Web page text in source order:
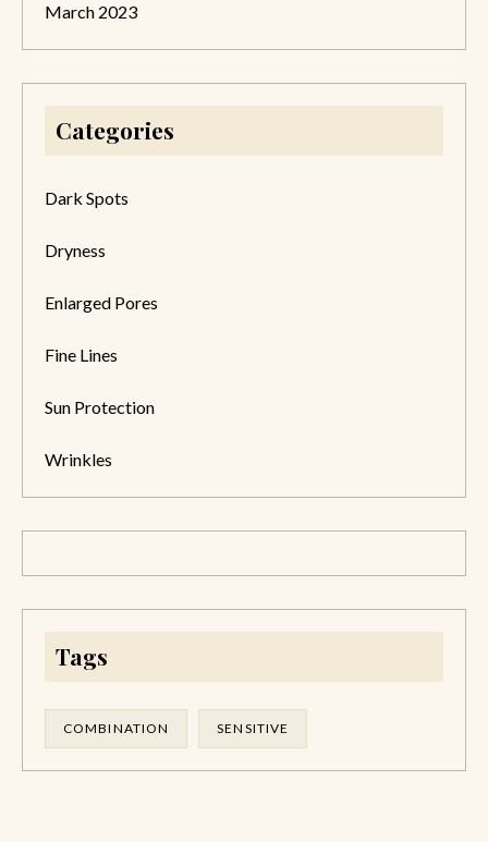
March 2023
Categories
Dark Spots
Dryness
Enlarged Pores
Fine Lines
Sun Protection
Wrinkles
Tags
COMBINATION SENSITIVE